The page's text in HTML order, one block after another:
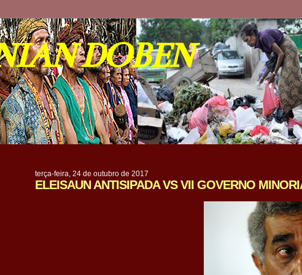
DOBEN
terça-feira, 24 de outubro de 2017
ELEISAUN ANTISIPADA VS VII GOVERNO